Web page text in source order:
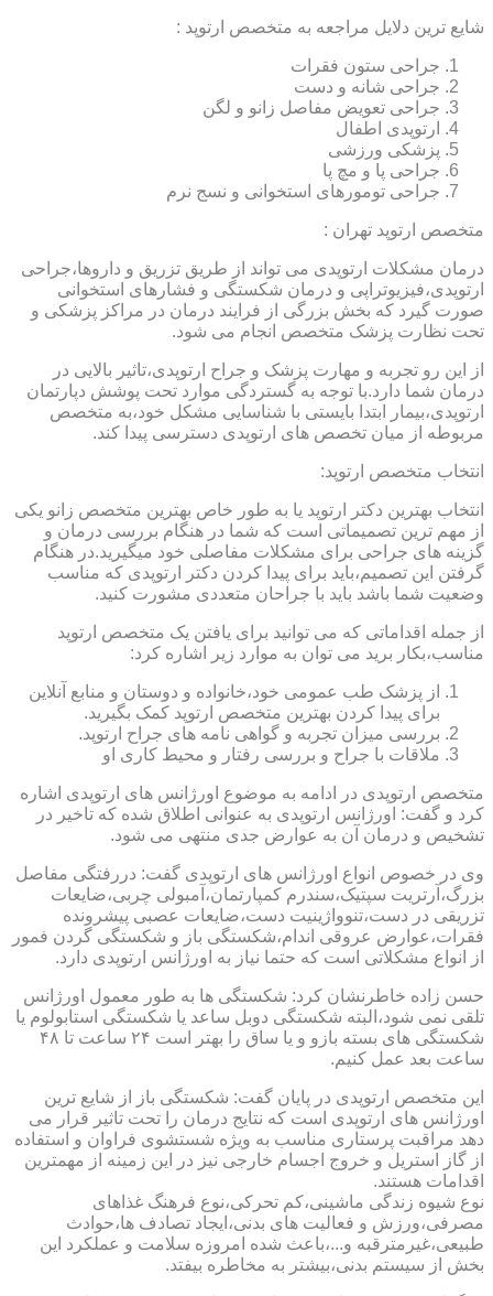
شایع ترین دلایل مراجعه به متخصص ارتوپد :
جراحی ستون فقرات
جراحی شانه و دست
جراحی تعویض مفاصل زانو و لگن
ارتوپدی اطفال
پزشکی ورزشی
جراحی پا و مچ پا
جراحی تومورهای استخوانی و نسج نرم
متخصص ارتوپد تهران :
درمان مشکلات ارتوپدی می تواند از طریق تزریق و داروها،جراحی
ارتوپدی،فیزیوتراپی و درمان شکستگی و فشارهای استخوانی
صورت گیرد که بخش بزرگی از فرایند درمان در مراکز پزشکی و
تحت نظارت پزشک متخصص انجام می شود.
از این رو تجربه و مهارت پزشک و جراح ارتوپدی،تاثیر بالایی در
درمان شما دارد.با توجه به گستردگی موارد تحت پوشش دپارتمان
ارتوپدی،بیمار ابتدا بایستی با شناسایی مشکل خود،به متخصص
مربوطه از میان تخصص های ارتوپدی دسترسی پیدا کند.
انتخاب متخصص ارتوپد:
انتخاب بهترین دکتر ارتوپد یا به طور خاص بهترین متخصص زانو یکی
از مهم ترین تصمیماتی است که شما در هنگام بررسی درمان و
گزینه های جراحی برای مشکلات مفاصلی خود میگیرید.در هنگام
گرفتن این تصمیم،باید برای پیدا کردن دکتر ارتوپدی که مناسب
وضعیت شما باشد باید با جراحان متعددی مشورت کنید.
از جمله اقداماتی که می توانید برای یافتن یک متخصص ارتوپد
مناسب،بکار برید می توان به موارد زیر اشاره کرد:
از پزشک طب عمومی خود،خانواده و دوستان و منابع آنلاین
برای پیدا کردن بهترین متخصص ارتوپد کمک بگیرید.
بررسی میزان تجربه و گواهی نامه های جراح ارتوپد.
ملاقات با جراح و بررسی رفتار و محیط کاری او
متخصص ارتوپدی در ادامه به موضوع اورژانس های ارتوپدی اشاره
کرد و گفت: اورژانس ارتوپدی به عنوانی اطلاق شده که تاخیر در
تشخیص و درمان آن به عوارض جدی منتهی می شود.
وی در خصوص انواع اورژانس های ارتوپدی گفت: دررفتگی مفاصل
بزرگ،آرتریت سپتیک،سندرم کمپارتمان،آمبولی چربی،ضایعات
تزریقی در دست،تنوواژینیت دست،ضایعات عصبی پیشرونده
فقرات،عوارض عروقی اندام،شکستگی باز و شکستگی گردن فمور
از انواع مشکلاتی است که حتما نیاز به اورژانس ارتوپدی دارد.
حسن زاده خاطرنشان کرد: شکستگی ها به طور معمول اورژانس
تلقی نمی شود،البته شکستگی دوبل ساعد یا شکستگی استابولوم یا
شکستگی های بسته بازو و یا ساق را بهتر است ۲۴ ساعت تا ۴۸
ساعت بعد عمل کنیم.
این متخصص ارتوپدی در پایان گفت: شکستگی باز از شایع ترین
اورژانس های ارتوپدی است که نتایج درمان را تحت تاثیر قرار می
دهد مراقبت پرستاری مناسب به ویژه شستشوی فراوان و استفاده
از گاز استریل و خروج اجسام خارجی نیز در این زمینه از مهمترین
اقدامات هستند.
نوع شیوه زندگی ماشینی،کم تحرکی،نوع فرهنگ غذاهای
مصرفی،ورزش و فعالیت های بدنی،ایجاد تصادف ها،حوادث
طبیعی،غیرمترقبه و...،باعث شده امروزه سلامت و عملکرد این
بخش از سیستم بدنی،بیشتر به مخاطره بیفتد.